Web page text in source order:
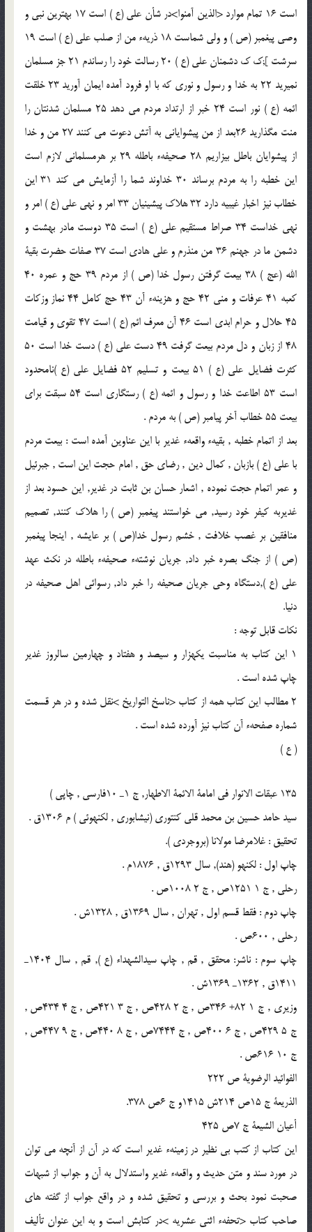
است 16 تمام موارد <الذين آمنوا>در شأن على (ع ) است 17 بهترين نبى و
وصى پيغمبر (ص ) و ولى شماست 18 ذريهء من از صلب على (ع ) است 19
سرشت ];ك ك دشمنان على (ع ) 20 رسالت خود را رساندم 21 جز مسلمان
نميريد 22 به خدا و رسول و نورى كه با او فرود آمده ايمان آوريد 23 خلقت
ائمه (ع ) نور است 24 خبر از ارتداد مردم مى دهد 25 مسلمان شدنتان را
منت مگذاريد 26بعد از من پيشوايانى به آتش دعوت مى كنند 27 من و خدا
از پيشوايان باطل بيزاريم 28 صحيفهء باطله 29 بر هرمسلمانى لازم است
اين خطبه را به مردم برساند 30 خداوند شما را آزمايش مى كند 31 اين
خطاب نيز اخبار غيبيه دارد 32 هلاك پيشينيان 33 امر و نهى على (ع ) امر و
نهى خداست 34 صراط مستقيم على (ع ) است 35 دوست مادر بهشت و
دشمن ما در جهنم 36 من منذرم و على هادى است 37 صفات حضرت بقية
الله (عج ) 38 بيعت گرفتن رسول خدا (ص ) از مردم 39 حج و عمره 40
كعبه 41 عرفات و منى 42 حج و هزينهء آن 43 حج كامل 44 نماز وزكات
45 حلال و حرام ابدى است 46 آن معرف ائم (ع ) است 47 تقوى و قيامت
48 از زبان و دل مردم بيعت گرفت 49 دست على (ع ) دست خدا است 50
كثرت فضايل على (ع ) 51 بيعت و تسليم 52 فضايل على (ع )نامحدود
است 53 اطاعت خدا و رسول و ائمه (ع ) رستگارى است 54 سبقت براى
بيعت 55 خطاب آخر پيامبر (ص ) به مردم .
بعد از اتمام خطبه , بقيهء واقعهء غدير با اين عناوين آمده است : بيعت مردم
با على (ع ) بازبان , كمال دين , رضاى حق , امام حجت اين است , جبرئيل
و عمر اتمام حجت نموده , اشعار حسان بن ثابت در غدير, اين حسود بعد از
غديربه كيفر خود رسيد, مى خواستند پيغمبر (ص ) را هلاك كنند, تصميم
منافقين بر غصب خلافت , خشم رسول خدا(ص ) بر عايشه , اينجا پيغمبر
(ص ) از جنگ بصره خبر داد, جريان نوشتهء صحيفهء باطله در نكث عهد
على (ع ),دستگاه وحى جريان صحيفه را خبر داد, رسوائى اهل صحيفه در
دنيا.
نكات قابل توجه :
1 اين كتاب به مناسبت يكهزار و سيصد و هفتاد و چهارمين سالروز غدير
چاپ شده است .
2 مطالب اين كتاب همه از كتاب <ناسخ التواريخ >نقل شده و در هر قسمت
شماره صفحهء آن كتاب نيز آورده شده است .
( ع )
135 عبقات الانوار فى امامة الائمة الاطهار, ج 1ـ 10فارسى , چاپى )
سيد حامد حسين بن محمد قلى كنتورى (نيشابورى , لكنهوئى ) م 1306ق .
تحقيق : غلامرضا مولانا (بروجردى ).
چاپ اول : لكنهو (هند), سال 1293ق , 1876م .
رحلى , ج 1 1251ص , ج 2 1008ص .
چاپ دوم : فقط قسم اول , تهران , سال 1369ق , 1328ش .
رحلى , 600ص .
چاپ سوم : ناشر: محقق , قم , چاپ سيدالشهداء (ع ), قم , سال 1404ـ
1411ق , 1362ـ 1369ش .
وزيرى , ج 1 82+ 346ص , ج 2 428ص , ج 3 421ص , ج 4 434ص ,
ج 5 429ص , ج 6 400ص , ج 7444ص , ج 8 440ص , ج 9 447ص ,
ج 10 616ص .
الفوائيد الرضوية ص 222
الذريعة ج 15ص 214ش 1415و ج 6ص 378.
أعيان الشيعة ج 7ص 425
اين كتاب از كتب بى نظير در زمينهء غدير است كه در آن از آنچه مى توان
در مورد سند و متن حديث و واقعهء غدير واستدلال به آن و جواب از شبهات
صحبت نمود بحث و بررسى و تحقيق شده و در واقع جواب از گفته هاى
صاحب كتاب <تحفهء اثنى عشريه >در كتابش است و به اين عنوان تأليف